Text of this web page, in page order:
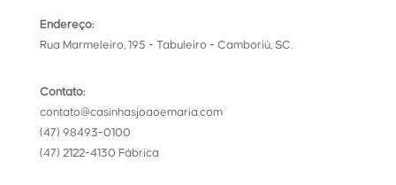
Endereço:
Rua Marmeleiro, 195 - Tabuleiro - Camboriú, SC.
Contato:
contato@casinhasjoaoemaria.com
(47) 98493-0100
(47) 2122-4130 Fábrica